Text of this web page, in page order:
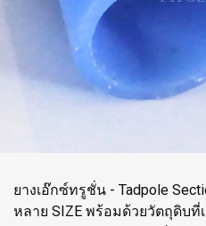
ยางเอ๊กซ์ทรูชั่น - Tadpole
หลาย SIZE พร้อมด้วยวัตถุดิบที่